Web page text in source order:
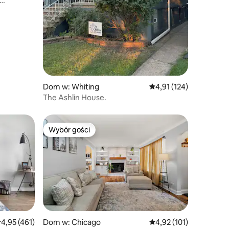
Dom w: Whiting Średnia ocena: 4,91
4,91 (124)
The Ashlin House.
ocena: 4,95 na 5, liczba recenzji: 461
4,95 (461)
Wybór gości
Wybór gości
Dom w: Chicago Średnia ocena: 4,92
4,92 (101)